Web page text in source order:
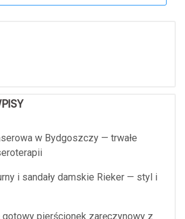
w Bydgoszczy — trwałe
i sandały damskie Rieker — styl i
gotowy pierścionek zaręczynowy z